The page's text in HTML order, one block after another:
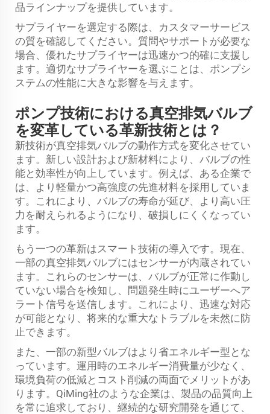
品ラインナップを提供しています。
サプライヤーを選定する際は、カスタマーサービス
の質を確認してください。質問やサポートが必要な
場合、優れたサプライヤーは迅速かつ的確に支援し
ます。適切なサプライヤーを選ぶことは、ポンプシ
ステムの性能に大きな影響を与えます。
ポンプ技術における真空排気バルブ
を変革している革新技術とは？
新技術が真空排気バルブの動作方式を変化させてい
ます。新しい設計および新材料により、バルブの性
能と効率性が向上しています。例えば、ある企業で
は、より軽量かつ高強度の先進材料を採用していま
す。これにより、バルブの寿命が延び、より高い圧
力を耐えられるようになり、破損しにくくなってい
ます。
もう一つの革新はスマート技術の導入です。現在、
一部の真空排気バルブにはセンサーが内蔵されてい
ます。これらのセンサーは、バルブが正常に作動し
ていない場合を検知し、問題発生時にユーザーへア
ラート信号を送信します。これにより、迅速な対応
が可能となり、将来的な重大なトラブルを未然に防
止できます。
また、一部の新型バルブはより省エネルギー型とな
っています。運用時のエネルギー消費量が少なく、
環境負荷の低減とコスト削減の両面でメリットがあ
ります。QiMing社のような企業は、製品の品質向上
を常に追求しており、継続的な研究開発を通じて、